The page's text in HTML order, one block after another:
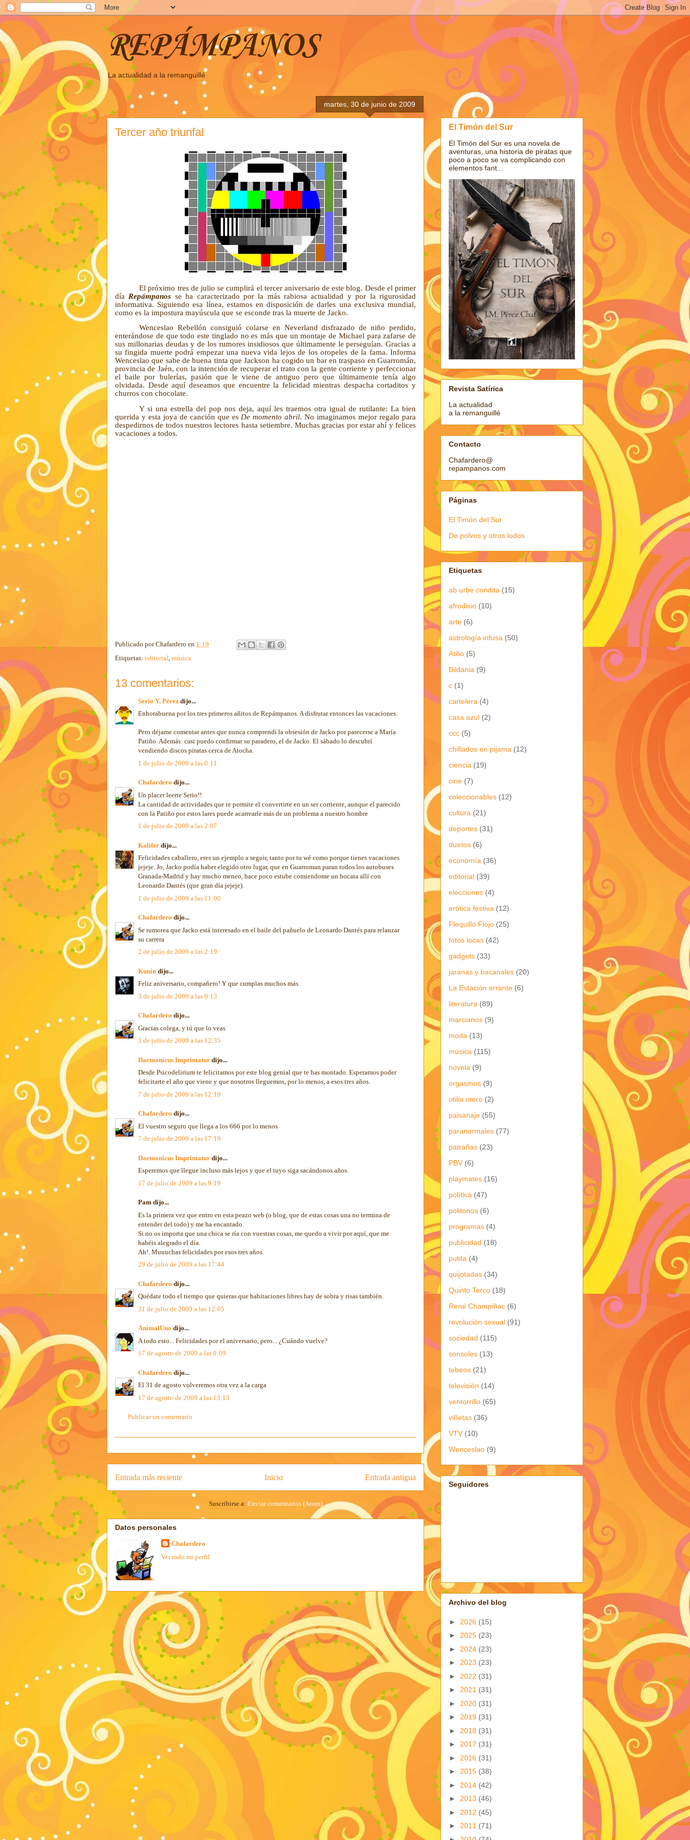
REPÁMPANOS
La actualidad a la remanguillé
martes, 30 de junio de 2009
Tercer año triunfal
El próximo tres de julio se cumplirá el tercer aniversario de este blog. Desde el primer
día Repámpanos se ha caracterizado por la más rabiosa actualidad y por la rigurosidad
informativa. Siguiendo esa línea, estamos en disposición de darles una exclusiva mundial,
como es la impostura mayúscula que se esconde tras la muerte de Jacko.
Wenceslao Rebellón consiguió colarse en Neverland disfrazado de niño perdido,
enterándose de que todo este tinglado no es más que un montaje de Michael para zafarse de
sus millonarias deudas y de los rumores insidiosos que últimamente le perseguían. Gracias a
su fingida muerte podrá empezar una nueva vida lejos de los oropeles de la fama. Informa
Wenceslao que sabe de buena tinta que Jackson ha cogido un bar entraspaso en Guarromán,
provincia de Jaén, con la intención de recuperar el trato con la gente corriente y perfeccionar
el baile por bulerías, pasión que le viene de antiguo pero que últimamente tenía algo
olvidada. Desde aquí deseamos que encuentre la felicidad mientras despacha cortaditos y
churros con chocolate.
Y si una estrella del pop nos deja, aquí les traemos otra igual de rutilante: La bien
querida y esta joya de canción que es De momento abril. No imaginamos mejor regalo para
despedirnos de todos nuestros lectores hasta setiembre. Muchas gracias por estar ahí y felices
vacaciones a todos.
Publicado porChafardero en 1:19
Etiquetas: editorial música
13 comentarios:
Serio Y. Pérez dijo...
Enhorabuena por los tres primeros añitos de Repámpanos. A disfrutar entonces las vacaciones.
Pero déjame comentar antes que nunca comprendí la obsesión de Jacko por parecerse a María
Patiño. Además: casi puedo confirmar su paradero, el de Jacko. El sábado lo descubrí
vendiendo discos piratas cerca de Atocha.
1 de julio de 2009 a las 0:11
Chafardero dijo...
Un placer leerte Serio!!
La cantidad de actividades que te permite el convertirte en un ser corriente, aunque el parecido
con la Patiño por estos lares puede acarrearle más de un problema a nuestro hombre
1 de julio de 2009 a las 2:07
Kalifer dijo...
Felicidades caballero, eres un ejemplo a seguir, tanto por tu wé como porque tienes vacaciones
jejeje. Jo, Jacko podía haber elegido otro lugar, que en Guarroman paran todos los autobuses
Granada-Madrid y hay mucho meneo, hace poco estube comiendome un bocata allí con
Leonardo Dantés (que gran día jejeje).
1 de julio de 2009 a las 11:00
Chafardero dijo...
Se rumorea que Jacko está interesado en el baile del pañuelo de Leonardo Dantés para relanzar
su carrera
2 de julio de 2009 a las 2:19
Kunin dijo...
Feliz aniversario, compañero! Y que cumplas muchos más.
3 de julio de 2009 a las 9:13
Chafardero dijo...
Gracias colega, y tú que lo veas
3 de julio de 2009 a las 12:35
Daemonicus Imprimatur dijo...
Desde Psicodelirium te felicitamos por este blog genial que te has montado. Esperamos poder
felicitarte el año que viene y que nosotros lleguemos, por lo menos, a esos tres años.
7 de julio de 2009 a las 12:19
Chafardero dijo...
El vuestro seguro que llega a los 666 por lo menos
7 de julio de 2009 a las 17:19
Daemonicus Imprimatur dijo...
Esperemos que llegue incluso más lejos y que el tuyo siga sacándonos años.
17 de julio de 2009 a las 9:19
Pam dijo...
Es la primera vez que entro en esta peazo web (o blog, que de estas cosas una no termina de
entender del todo) y me ha encantado.
Si no os importa que una chica se ría con vuestras cosas, me quedo a vivir por aquí, que me
habéis alegrado el día.
Ah!. Muuuchas felicidades por esos tres años.
29 de julio de 2009 a las 17:44
Chafardero dijo...
Quédate todo el tiempo que quieras que habitaciones libres hay de sobra y risas también.
31 de julio de 2009 a las 12:05
AnimalUno dijo...
A todo esto... Felicidades por el aniversario, pero... ¿Cuándo vuelve?
17 de agosto de 2009 a las 0:09
Chafardero dijo...
El 31 de agosto volveremos otra vez a la carga
17 de agosto de 2009 a las 13:13
Publicar un comentario
Entrada más reciente Entrada antigua
Inicio
Suscribirse a: Enviar comentarios (Atom)
Datos personales
Chafardero
Ver todo mi perfil
El Timón del Sur
El Timón del Sur es una novela de
aventuras, una historia de piratas que
poco a poco se va complicando con
elementos fant...
Revista Satírica
La actualidad
a la remanguillé
Contacto
Chafardero@
repampanos.com
Páginas
El Timón del Sur
De polvos y otros lodos
Etiquetas
ab urbe condita (15)
afrodisio (10)
arte (6)
astrología infusa (50)
Atilio (5)
Bildania (9)
c (1)
cartelera (4)
casa azul (2)
ccc (5)
chiflados en pijama (12)
ciencia (19)
cine (7)
coleccionables (12)
cultura (21)
deportes (31)
duetos (6)
economía (36)
editorial (39)
elecciones (4)
erótica festiva (12)
Flequillo Flojo (25)
fotos locas (42)
gadgets (33)
jaranas y bacanales (20)
La Estación errante (6)
literatura (89)
marcianos (9)
moda (13)
música (115)
novela (9)
orgasmos (9)
otilia otero (2)
paisanaje (55)
paranormales (77)
patrañas (23)
PBV (6)
playmates (16)
política (47)
politonos (6)
programas (4)
publicidad (18)
putita (4)
quijotadas (34)
Quinto Terco (18)
René Champiñac (6)
revolución sexual (91)
sociedad (115)
sonsoles (13)
tebeos (21)
televisión (14)
ventorrillo (65)
viñetas (36)
VTV (10)
Wenceslao (9)
Seguidores
Archivo del blog
► 2026 (15)
► 2025 (23)
► 2024 (23)
► 2023 (23)
► 2022 (31)
► 2021 (31)
► 2020 (31)
► 2019 (31)
► 2018 (31)
► 2017 (31)
► 2016 (31)
► 2015 (38)
► 2014 (42)
► 2013 (46)
► 2012 (45)
► 2011 (71)